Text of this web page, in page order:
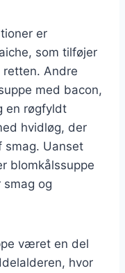
er
som tilføjer
retten. Andre
med bacon,
en røgfyldt
hvidløg, der
smag. Uanset
blomkålssuppe
og
været en del
hvor